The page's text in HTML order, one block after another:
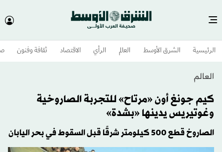
الرئيسية الشرق الأوسط​ العالم الرأي الاقتصاد ثقافة وفنون
العالم
كيم جونغ أون «مرتاح» للتجربة الصاروخية
وغوتيريس يدينها «بشدة»
الصاروخ قطع 500 كيلومتر شرقًا قبل السقوط في بحر اليابان